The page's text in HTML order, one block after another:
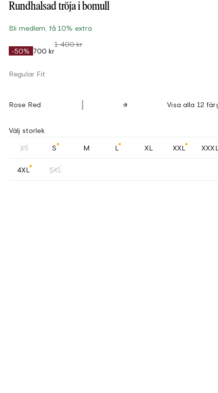
Rundhalsad tröja i bomull
Bli medlem, få 10% extra
-50% 700 kr
1 400 kr
Regular Fit
Rose Red Visa alla 12
Välj storlek
XS S M L XL XXL
4XL 5XL